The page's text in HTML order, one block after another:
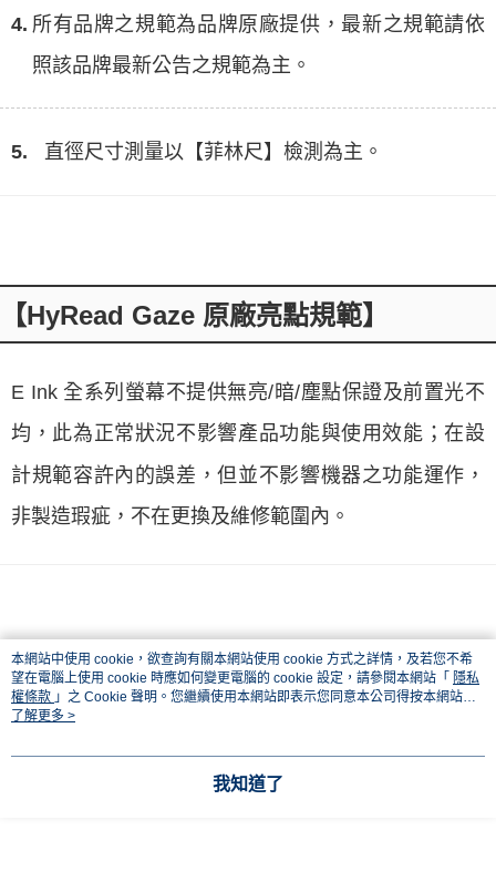
4. 所有品牌之規範為品牌原廠提供，最新之規範請依
照該品牌最新公告之規範為主。
5. 直徑尺寸測量以【菲林尺】檢測為主。
【HyRead Gaze 原廠亮點規範】
E Ink 全系列螢幕不提供無亮/暗/塵點保證及前置光不
均，此為正常狀況不影響產品功能與使用效能；在設
計規範容許內的誤差，但並不影響機器之功能運作，
非製造瑕疵，不在更換及維修範圍內。
顯示電腦版詳細說明
本網站中使用 cookie，欲查詢有關本網站使用 cookie 方式之詳情，及若您不希
望在電腦上使用 cookie 時應如何變更電腦的 cookie 設定，請參閱本網站「 隱私
權條款 」之 Cookie 聲明。您繼續使用本網站即表示您同意本公司得按本網站使
用條款之 Cookie 聲明使用 cookie。
了解更多 >
我知道了